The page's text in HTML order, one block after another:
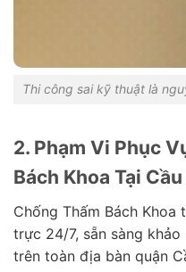
Thi công sai kỹ thuật là
2. Phạm Vi Phục
Bách Khoa Tại
Chống Thấm Bách
trực 24/7, sẵn sàng
trên toàn địa bàn quận